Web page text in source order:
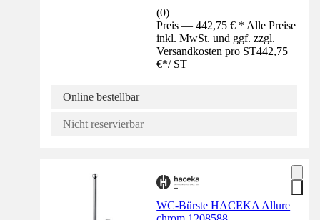
(0)
Preis — 442,75 € * Alle Preise
inkl. MwSt. und ggf. zzgl.
Versandkosten pro ST442,75
€*/ ST
Online bestellbar
Nicht reservierbar
WC-Bürste HACEKA Allure